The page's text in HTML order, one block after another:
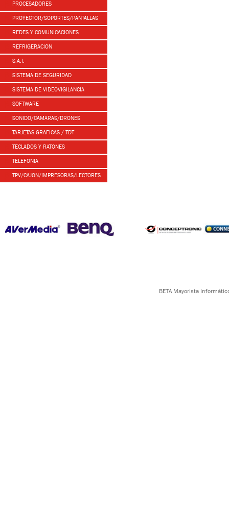
PROCESADORES
PROYECTOR/SOPORTES/PANTALLAS
REDES Y COMUNICACIONES
REFRIGERACION
S.A.I.
SISTEMA DE SEGURIDAD
SISTEMA DE VIDEOVIGILANCIA
SOFTWARE
SONIDO/CAMARAS/DRONES
TARJETAS GRAFICAS / TDT
TECLADOS Y RATONES
TELEFONIA
TPV/CAJON/IMPRESORAS/LECTORES
BETA Mayorista